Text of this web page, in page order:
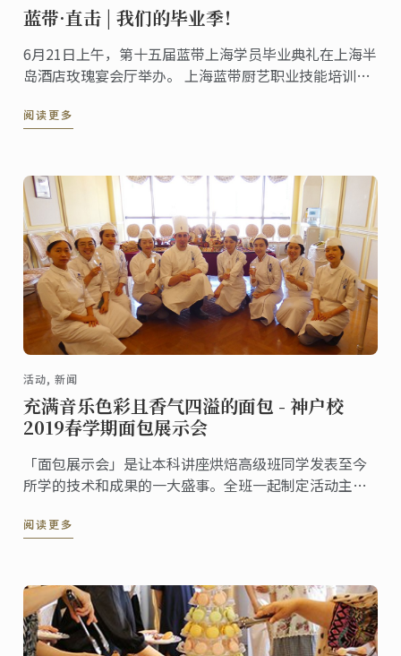
蓝带·直击 | 我们的毕业季！
6月21日上午，第十五届蓝带上海学员毕业典礼在上海半
岛酒店玫瑰宴会厅举办。 上海蓝带厨艺职业技能培训学
经理商凌燕女士、特邀嘉宾上海迪士尼乐园厨务总监
阅读更多
活动, 新闻
充满音乐色彩且香气四溢的面包 - 神户校
2019春学期面包展示会
「面包展示会」是让本科讲座烘焙高级班同学发表至今
所学的技术和成果的一大盛事。全班一起制定活动主题
介绍神户校6月份举办的面包展示会，由Philippe Koehl
阅读更多